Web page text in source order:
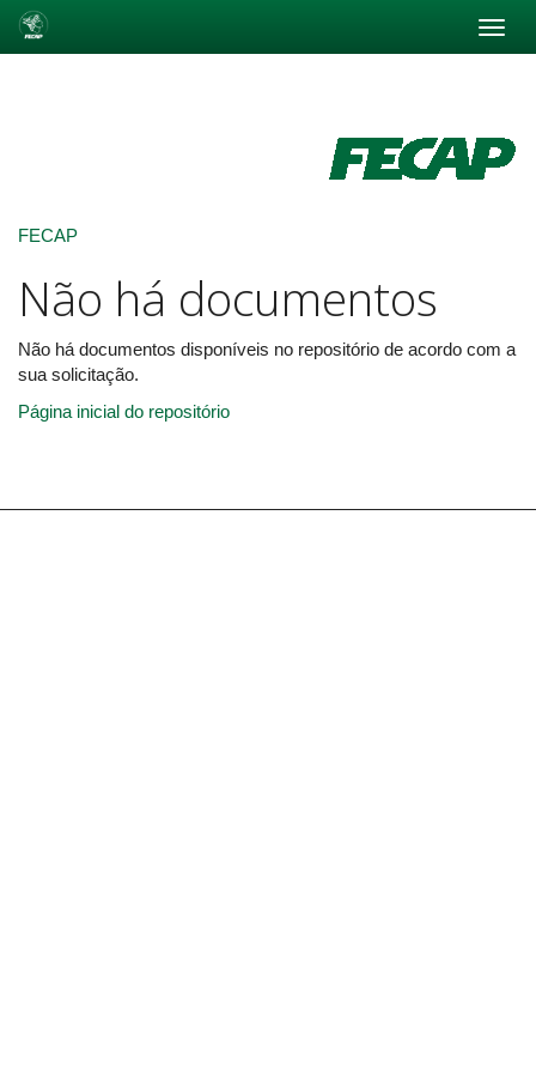
FECAP
Não há documentos
Não há documentos disponíveis no repositório de acordo com a
sua solicitação.
Página inicial do repositório